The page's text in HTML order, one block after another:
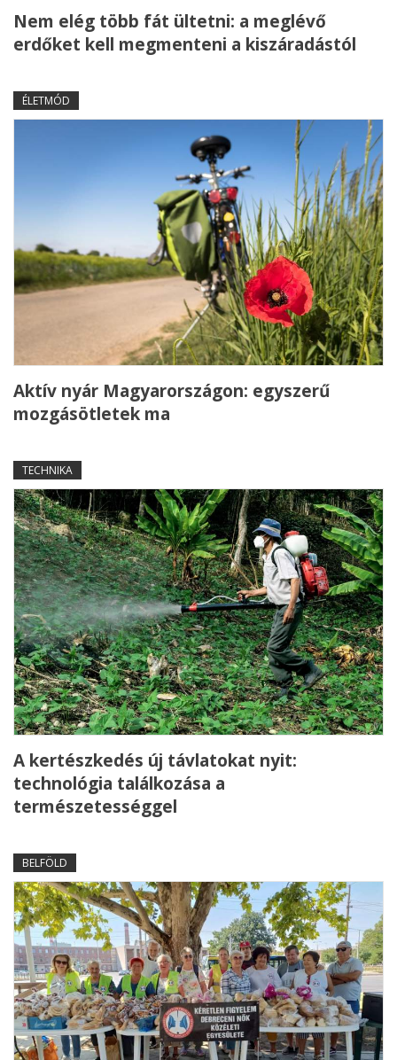
Nem elég több fát ültetni: a meglévő
erdőket kell megmenteni a kiszáradástól
ÉLETMÓD
Aktív nyár Magyarországon: egyszerű
mozgásötletek ma
TECHNIKA
A kertészkedés új távlatokat nyit:
technológia találkozása a
természetességgel
BELFÖLD